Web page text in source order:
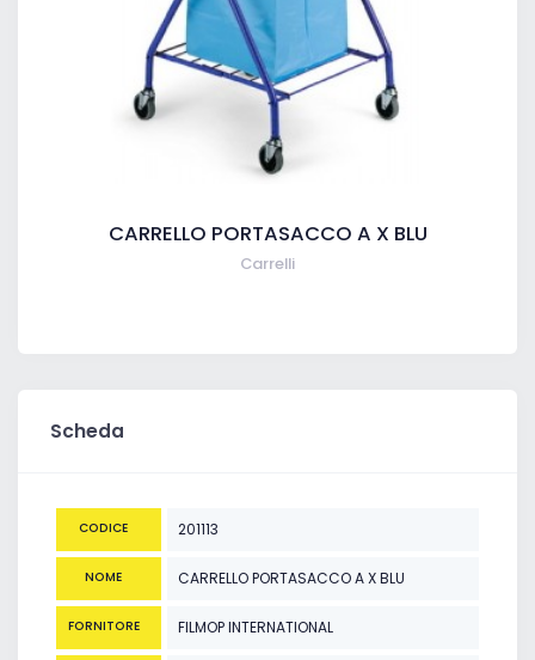
CARRELLO PORTASACCO A X BLU
Carrelli
Scheda
CODICE 201113
NOME CARRELLO PORTASACCO A X BLU
FORNITORE FILMOP INTERNATIONAL